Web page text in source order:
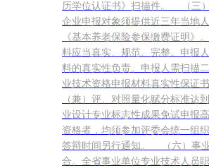
历学位认证书》扫描件。 （三）
企业申报对象须提供近三年当地
《基本养老保险参保缴费证明
料应当真实、规范、完整。申报
料的真实性负责。申报人需扫描
业技术资格申报材料真实性保证
（兼）评、对照量化赋分标准达
业设计专业标志性成果免试申报
资格者，均须参加评委会统一组
答辩时间另行通知。 （六）事
合。全省事业单位专业技术人员